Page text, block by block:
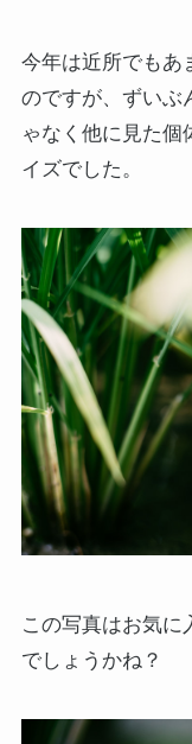
今年は近所でもあ
のですが、ずいぶ
ゃなく他に見た個
イズでした。
この写真はお気に
でしょうかね？